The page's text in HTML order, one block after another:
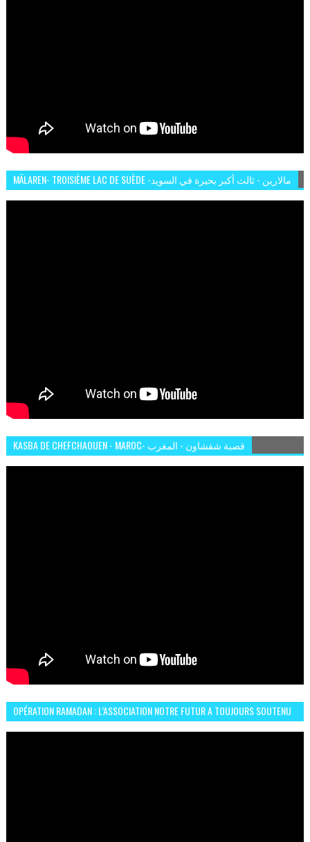
MÄLAREN- TROISIÈME LAC DE SUÈDE -مالارين - ثالث أكبر بحيرة في السويد
KASBA DE CHEFCHAOUEN - MAROC- قصبة شفشاون - المغرب
OPÉRATION RAMADAN : L’ASSOCIATION NOTRE FUTUR A TOUJOURS SOUTENU